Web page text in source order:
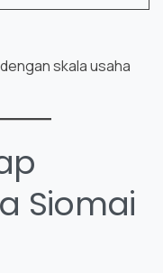
skala usaha
Siomai